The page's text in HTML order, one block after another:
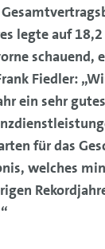
legte auf
schauend,
Fiedler:
ein sehr
für das
welches